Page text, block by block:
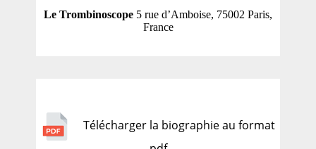
Le Trombinoscope 5 rue d’Amboise, 75002 Paris,
France
Télécharger la biographie au format